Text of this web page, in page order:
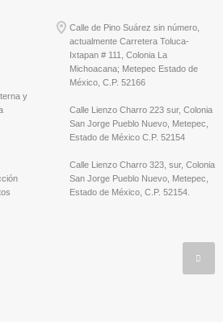
y
Calle de Pino Suárez sin número,
actualmente Carretera Toluca-
Ixtapan # 111, Colonia La
Michoacana; Metepec Estado de
México, C.P. 52166
Calle Lienzo Charro 223 sur, Colonia
San Jorge Pueblo Nuevo, Metepec,
Estado de México C.P. 52154
Calle Lienzo Charro 323, sur, Colonia
San Jorge Pueblo Nuevo, Metepec,
Estado de México, C.P. 52154.